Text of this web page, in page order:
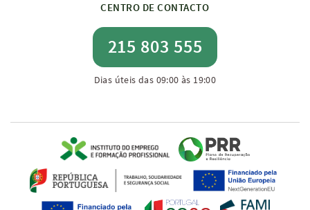
CENTRO DE CONTACTO
215 803 555
Dias úteis das 09:00 às 19:00